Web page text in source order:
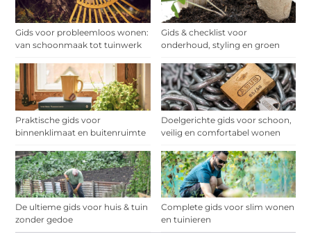
Gids voor probleemloos wonen:
van schoonmaak tot tuinwerk
Gids & checklist voor
onderhoud, styling en groen
Praktische gids voor
binnenklimaat en buitenruimte
Doelgerichte gids voor schoon,
veilig en comfortabel wonen
De ultieme gids voor huis & tuin
zonder gedoe
Complete gids voor slim wonen
en tuinieren